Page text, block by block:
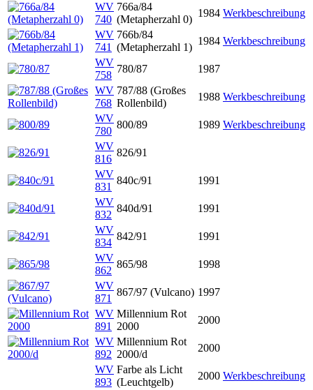
WV
740
766a/84
(Metapherzahl 0)
1984 Werkbeschreibung
WV
741
766b/84
(Metapherzahl 1)
1984 Werkbeschreibung
WV
758
780/87
1987
WV
768
787/88 (Großes
Rollenbild)
1988 Werkbeschreibung
WV
780
800/89 1989 Werkbeschreibung
WV
816
826/91
WV
831
840c/91
1991
WV
832
840d/91
1991
WV
834
842/91
1991
WV
862
865/98
1998
WV
871
867/97 (Vulcano) 1997
WV
891
Millennium Rot
2000
2000
WV
892
Millennium Rot
2000/d
2000
WV
893
Farbe als Licht
(Leuchtgelb)
2000 Werkbeschreibung